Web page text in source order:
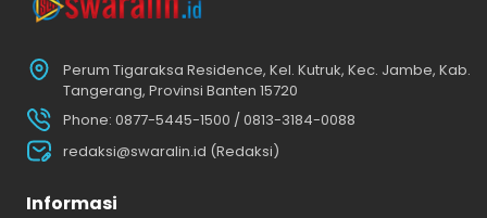
Perum Tigaraksa Residence, Kel. Kutruk, Kec. Jambe, Kab.
Tangerang, Provinsi Banten 15720
Phone: 0877-5445-1500 / 0813-3184-0088
redaksi@swaralin.id (Redaksi)
Informasi